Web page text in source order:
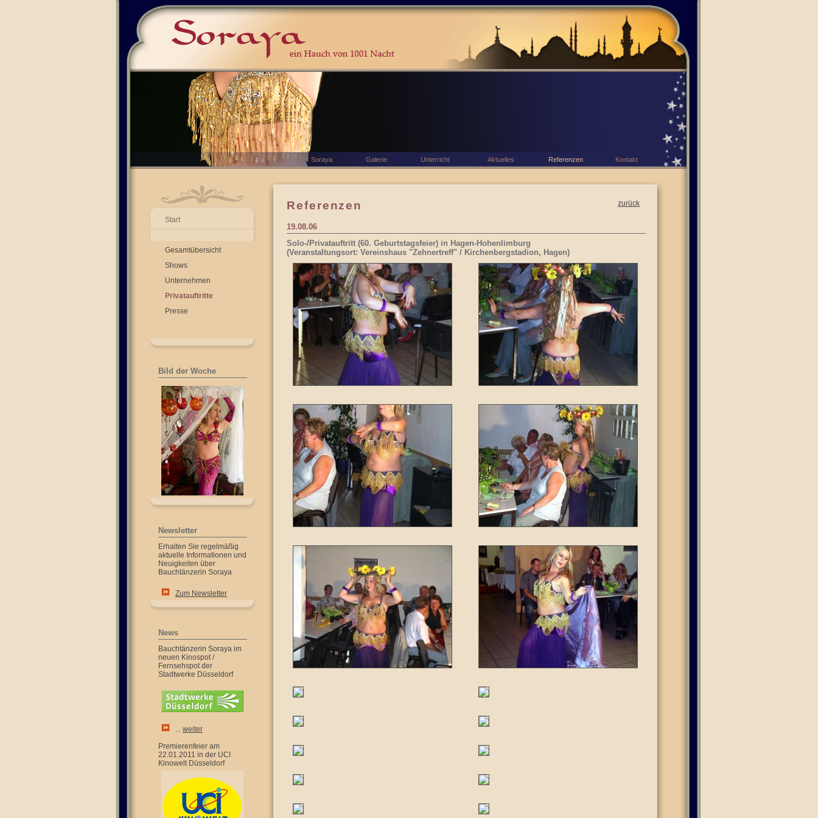
Start
Gesamtübersicht
Shows
Unternehmen
Privatauftritte
Presse
Bild der Woche
Newsletter
Erhalten Sie regelmäßig
aktuelle Informationen und
Neuigkeiten über
Bauchtänzerin Soraya
Zum Newsletter
News
Bauchtänzerin Soraya im
neuen Kinospot /
Fernsehspot der
Stadtwerke Düsseldorf
... weiter
Premierenfeier am
22.01.2011 in der UCI
Kinowelt Düsseldorf
Referenzen zurück
19.08.06
Solo-/Privatauftritt (60. Geburtstagsfeier) in Hagen-Hohenlimburg
(Veranstaltungsort: Vereinshaus "Zehnertreff" / Kirchenbergstadion, Hagen)
Soraya Galerie Unterricht Aktuelles Referenzen Kontakt